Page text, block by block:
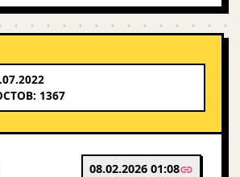
1367
08.02.2026 01:08